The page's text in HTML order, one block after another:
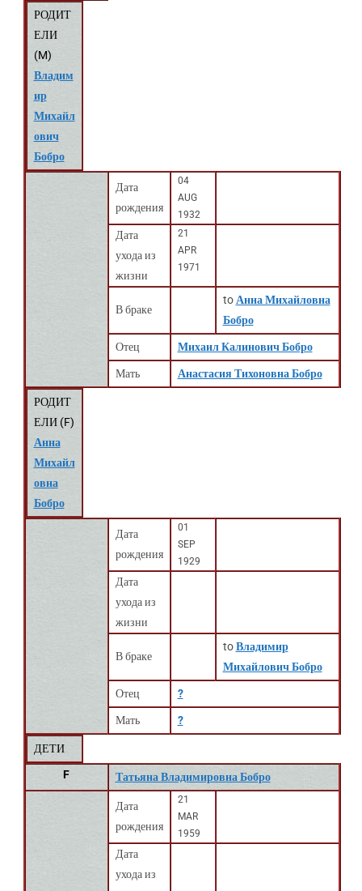
РОДИТ
ЕЛИ
(M)
Владим
ир
Михайл
ович
Бобро
Дата
рождения
04
AUG
1932
Дата
ухода из
жизни
21
APR
1971
В браке
to Анна Михайловна
Бобро
Отец Михаил Калинович Бобро
Мать Анастасия Тихоновна Бобро
РОДИТ
ЕЛИ (F)
Анна
Михайл
овна
Бобро
Дата
рождения
01
SEP
1929
Дата
ухода из
жизни
В браке
toВладимир
Михайлович Бобро
Отец ?
Мать ?
ДЕТИ
F
Татьяна Владимировна Бобро
Дата
рождения
21
MAR
1959
Дата
ухода из